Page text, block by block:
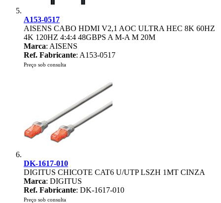
A153-0517
AISENS CABO HDMI V2,1 AOC ULTRA HEC 8K 60HZ
4K 120HZ 4:4:4 48GBPS A M-A M 20M
Marca: AISENS
Ref. Fabricante: A153-0517
Preço sob consulta
DK-1617-010
DIGITUS CHICOTE CAT6 U/UTP LSZH 1MT CINZA
Marca: DIGITUS
Ref. Fabricante: DK-1617-010
Preço sob consulta